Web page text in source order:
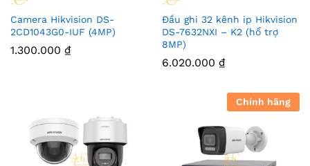
Camera Hikvision DS-
2CD1043G0-IUF (4MP)
1.300.000 ₫
Đầu ghi 32 kênh ip Hikvision
DS-7632NXI – K2 (hổ trợ
8MP)
6.020.000 ₫
Chính hãng